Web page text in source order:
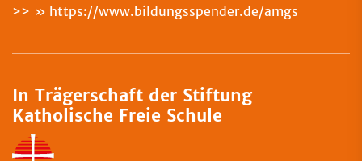
>> https://www.bildungsspender.de/amgs
In Trägerschaft der Stiftung
Katholische Freie Schule